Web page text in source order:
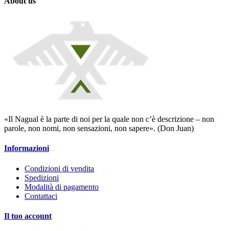
«Il Nagual è la parte di noi per la quale non c’è descrizione – non
parole, non nomi, non sensazioni, non sapere». (Don Juan)
Informazioni
Condizioni di vendita
Spedizioni
Modalità di pagamento
Contattaci
Il tuo account